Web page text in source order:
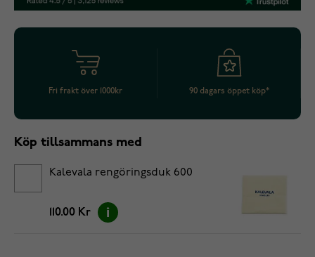
Fri frakt över 1000kr 90 dagars öppet köp*
Köp tillsammans med
Kalevala rengöringsduk 600
110.00 Kr